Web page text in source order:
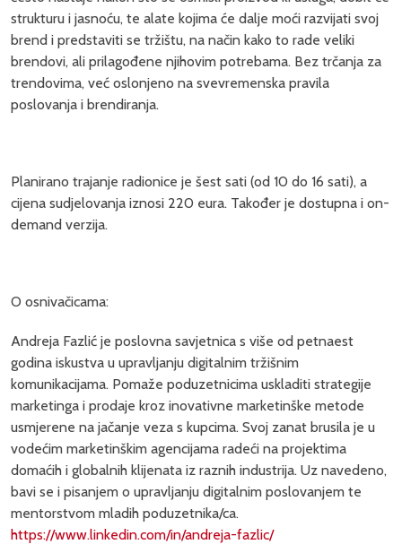
strukturu i jasnoću, te alate kojima će dalje moći razvijati svoj
brend i predstaviti se tržištu, na način kako to rade veliki
brendovi, ali prilagođene njihovim potrebama. Bez trčanja za
trendovima, već oslonjeno na svevremenska pravila
poslovanja i brendiranja.
Planirano trajanje radionice je šest sati (od 10 do 16 sati), a
cijena sudjelovanja iznosi 220 eura. Također je dostupna i on-
demand verzija.
O osnivačicama:
Andreja Fazlić je poslovna savjetnica s više od petnaest
godina iskustva u upravljanju digitalnim tržišnim
komunikacijama. Pomaže poduzetnicima uskladiti strategije
marketinga i prodaje kroz inovativne marketinške metode
usmjerene na jačanje veza s kupcima. Svoj zanat brusila je u
vodećim marketinškim agencijama radeći na projektima
domaćih i globalnih klijenata iz raznih industrija. Uz navedeno,
bavi se i pisanjem o upravljanju digitalnim poslovanjem te
mentorstvom mladih poduzetnika/ca.
https://www.linkedin.com/in/andreja-fazlic/